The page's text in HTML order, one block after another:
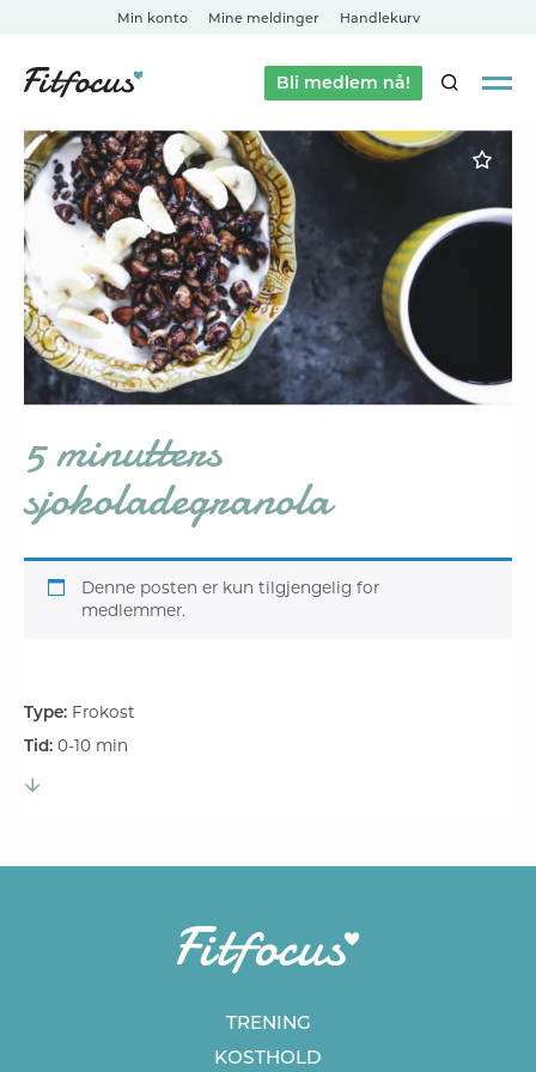
Min konto Mine meldinger Handlekurv
Bli medlem nå!SØK
5 minutters
sjokoladegranola
Denne posten er kun tilgjengelig for
medlemmer.
Type: Frokost
Tid: 0-10 min
TRENING
KOSTHOLD